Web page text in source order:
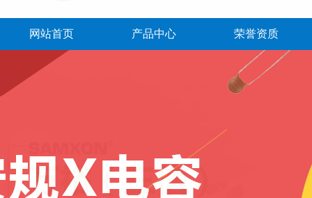
网站首页 产品中心 荣誉资质
banner